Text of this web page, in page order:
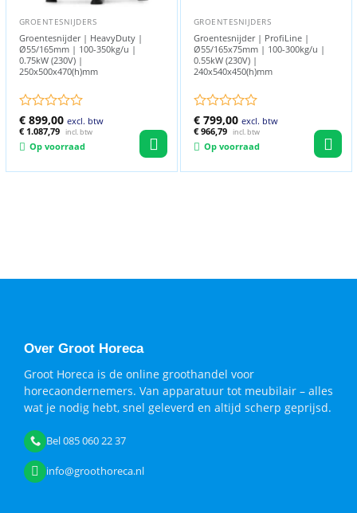
GROENTESNIJDERS
Groentesnijder | HeavyDuty |
Ø55/165mm | 100-350kg/u |
0.75kW (230V) |
250x500x470(h)mm
Gewaardeerd
0
uit
€899,00 excl. btw
€1.087,79 incl. btw
Op voorraad
GROENTESNIJDERS
Groentesnijder | ProfiLine |
Ø55/165x75mm | 100-300kg/u |
0.55kW (230V) |
240x540x450(h)mm
Gewaardeerd
0
uit
€799,00 excl. btw
€966,79 incl. btw
Op voorraad
Over Groot Horeca
Groot Horeca is de online groothandel voor
horecaondernemers. Van apparatuur tot meubilair – alles
wat je nodig hebt, snel geleverd en altijd scherp geprijsd.
Bel 085 060 22 37
info@groothoreca.nl